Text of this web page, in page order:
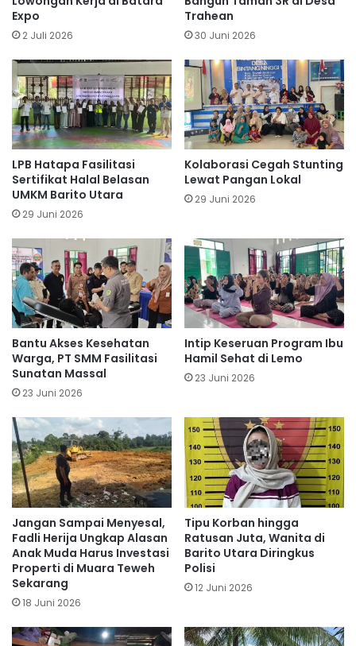
Expo
2 Juli 2026
Trahean
30 Juni 2026
LPB Hatapa Fasilitasi
Sertifikat Halal Belasan
UMKM Barito Utara
29 Juni 2026
Kolaborasi Cegah Stunting
Lewat Pangan Lokal
29 Juni 2026
Bantu Akses Kesehatan
Warga, PT SMM Fasilitasi
Sunatan Massal
23 Juni 2026
Intip Keseruan Program Ibu
Hamil Sehat di Lemo
23 Juni 2026
Jangan Sampai Menyesal,
Fadli Herija Ungkap Alasan
Anak Muda Harus Investasi
Properti di Muara Teweh
Sekarang
18 Juni 2026
Tipu Korban hingga
Ratusan Juta, Wanita di
Barito Utara Diringkus
Polisi
12 Juni 2026